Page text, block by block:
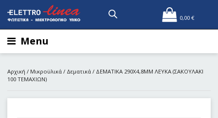
0,00 €
Menu
Αρχική / Μικροϋλικά / Δεματικά / ΔΕΜΑΤΙΚΑ 290Χ4,8ΜΜ ΛΕΥΚΑ (ΣΑΚΟΥΛΑΚΙ
100 ΤΕΜΑΧΙΩΝ)